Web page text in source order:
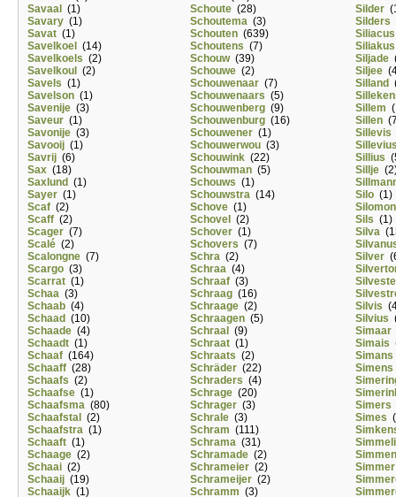
Savaal
(1)
Savary (1)
Savat (1)
Savelkoel
(14)
Savelkoels (2)
Savelkoul
(2)
Savels (1)
Savelson (1)
Savenije (3)
Saveur (1)
Savonije (3)
Savooij (1)
Savrij (6)
Sax (18)
Saxlund (1)
Sayer (1)
Scaf (2)
Scaff (2)
Scager (7)
Scalé (2)
Scalongne (7)
Scargo (3)
Scarrat (1)
Schaa (3)
Schaab (4)
Schaad (10)
Schaade (4)
Schaadt (1)
Schaaf (164)
Schaaff (28)
Schaafs (2)
Schaafse (1)
Schaafsma (80)
Schaafstal
(2)
Schaafstra (1)
Schaaft (1)
Schaage (2)
Schaai (2)
Schaaij (19)
Schaaijk (1)
Schoute (28)
Schoutema (3)
Schouten (639)
Schoutens (7)
Schouw(39)
Schouwe (2)
Schouwenaar (7)
Schouwenaars (5)
Schouwenberg (9)
Schouwenburg (16)
Schouwener (1)
Schouwerwou (3)
Schouwink (22)
Schouwman (5)
Schouws (1)
Schouwstra (14)
Schove (1)
Schovel
(2)
Schover (1)
Schovers (7)
Schra (2)
Schraa (4)
Schraaf (3)
Schraag (16)
Schraage (2)
Schraagen (5)
Schraal
(9)
Schraat (1)
Schraats (2)
Schräder (22)
Schraders (4)
Schrage (20)
Schrager (3)
Schrale (3)
Schram (111)
Schrama (31)
Schramade (2)
Schrameier (2)
Schrameijer (2)
Schramm (3)
Silder
Silders
Siliacus
Siliakus
Siljade
Siljee
Silland
Sillem
Sillen
Sillevis
Sillius
Sillje
Silo (1)
Silomon
Sils (1)
Silva
Silver
Silvis
Silvius
Simaar
Simais
Simans
Simens
Simers
Simes
Simmer